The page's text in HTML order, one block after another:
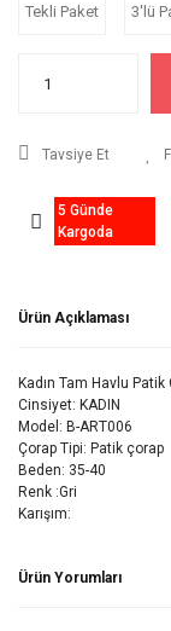
Tekli Paket 3'lü
Tavsiye Et
5 Günde
Kargoda
Ürün Açıklaması
Kadın Tam Havlu Patik
Cinsiyet: KADIN
Model: B-ART006
Çorap Tipi: Patik çorap
Beden: 35-40
Renk :Gri
Karışım:
Ürün Yorumları